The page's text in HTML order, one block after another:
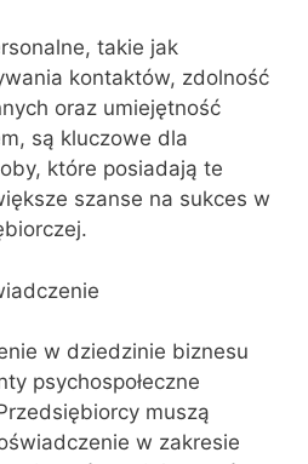
takie jak
kontaktów, zdolność
oraz umiejętność
są kluczowe dla
które posiadają te
szanse na sukces w
w dziedzinie biznesu
psychospołeczne
muszą
w zakresie